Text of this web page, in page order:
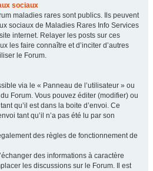
sociaux
maladies rares sont publics. Ils peuvent
sociaux de Maladies Rares Info Services
internet. Relayer les posts sur ces
les faire connaître et d’inciter d’autres
le Forum.
via le « Panneau de l’utilisateur » ou
Forum. Vous pouvez éditer (modifier) ou
qu’il est dans la boite d’envoi. Ce
tant qu’il n’a pas été lu par son
des règles de fonctionnement de
des informations à caractère
les discussions sur le Forum. Il est